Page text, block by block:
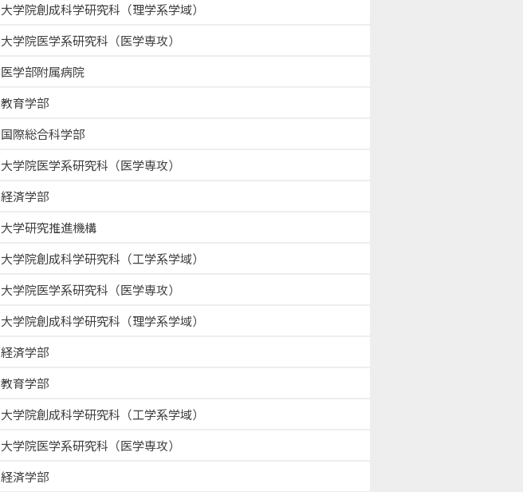
大学院創成科学研究科（理学系学域）
大学院医学系研究科（医学専攻）
医学部附属病院
教育学部
国際総合科学部
大学院医学系研究科（医学専攻）
経済学部
大学研究推進機構
大学院創成科学研究科（工学系学域）
大学院医学系研究科（医学専攻）
大学院創成科学研究科（理学系学域）
経済学部
教育学部
大学院創成科学研究科（工学系学域）
大学院医学系研究科（医学専攻）
経済学部